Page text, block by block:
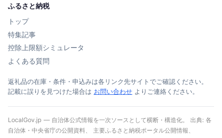
ふるさと納税
トップ
特集記事
控除上限額シミュレータ
よくある質問
返礼品の在庫・条件・申込みは各リンク先サイトでご確認ください。
記載に誤りを見つけた場合は お問い合わせ よりご連絡ください。
LocalGov.jp — 自治体公式情報を一次ソースとして横断・構造化。 出典: 各
自治体・中央省庁の公開資料、 主要ふるさと納税ポータル公開情報、